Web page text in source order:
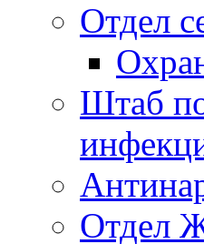
Отдел
Штаб
Отдел